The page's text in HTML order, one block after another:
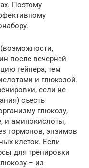
Поэтому
после вечерней
гейнера, тем
и глюкозой.
если не
съесть
глюкозу,
и аминокислоты,
гормонов, энзимов
клеток. Если
для тренировки
– из